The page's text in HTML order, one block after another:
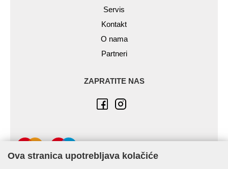
Servis
Kontakt
O nama
Partneri
ZAPRATITE NAS
Ova stranica upotrebljava kolačiće